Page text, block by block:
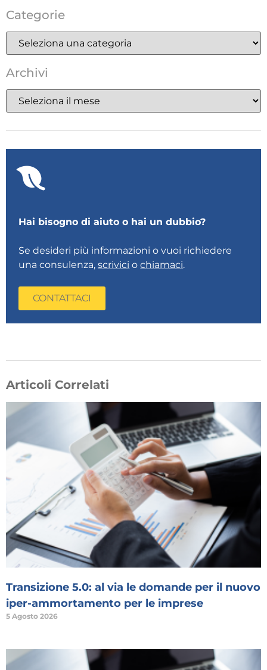
Categorie
Archivi
Hai bisogno di aiuto o hai un dubbio?
Se desideri più informazioni o vuoi richiedere
una consulenza,scrivici ochiamaci.
CONTATTACI
Articoli Correlati
Transizione 5.0: al via le domande per il nuovo
iper-ammortamento per le imprese
5 Agosto 2026